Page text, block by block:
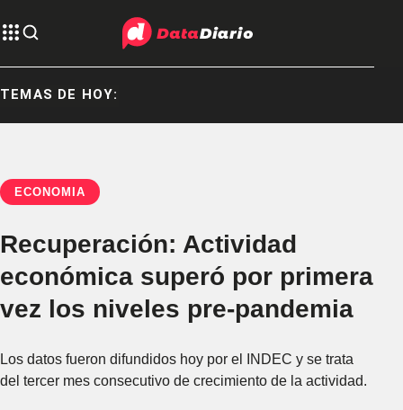
TEMAS DE HOY:
ECONOMÍA
Recuperación: Actividad
económica superó por primera
vez los niveles pre-pandemia
Los datos fueron difundidos hoy por el INDEC y se trata
del tercer mes consecutivo de crecimiento de la actividad.